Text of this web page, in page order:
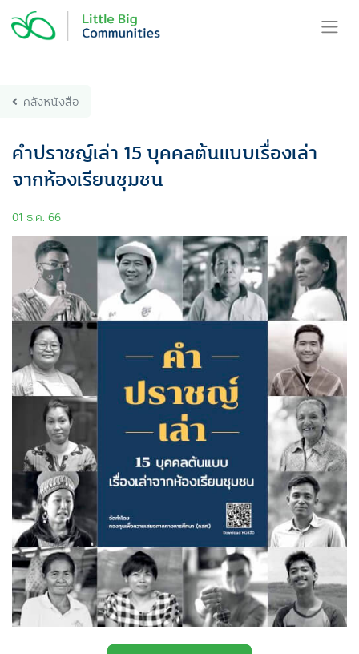
content
คลังหนังสือ
คำปราชญ์เล่า 15 บุคคลต้นแบบเรื่องเล่า
จากห้องเรียนชุมชน
01 ธ.ค. 66